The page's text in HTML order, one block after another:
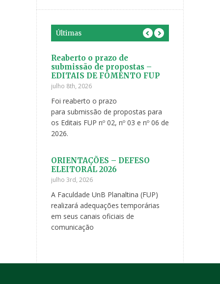
Últimas
vindas
feira, 5 de
uma
UnB
Vindas
Reaberto o prazo de
submissão de propostas –
EDITAIS DE FOMENTO FUP
julho 8th, 2026
Foi reaberto o prazo
para submissão de propostas para
os Editais FUP nº 02, nº 03 e nº 06 de
2026.
ORIENTAÇÕES – DEFESO
ELEITORAL 2026
julho 3rd, 2026
A Faculdade UnB Planaltina (FUP)
realizará adequações temporárias
em seus canais oficiais de
comunicação
Você faz
20 anos da
Planaltina
maio 8th, 2026
Com muita
divulgamos a
de
Mostra de
pesquisa e
anos!
maio 1st, 2026
Participe da
ensino,
20 anos!